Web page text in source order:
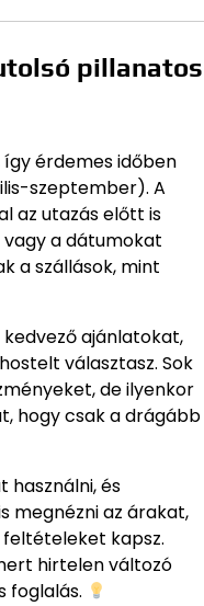
pillanatos
érdemes időben
szeptember). A
az utazás előtt is
vagy a dátumokat
a szállások, mint
ajánlatokat,
választasz. Sok
de ilyenkor
hogy csak a drágább
használni, és
megnézni az árakat,
kapsz.
hirtelen változó
foglalás.